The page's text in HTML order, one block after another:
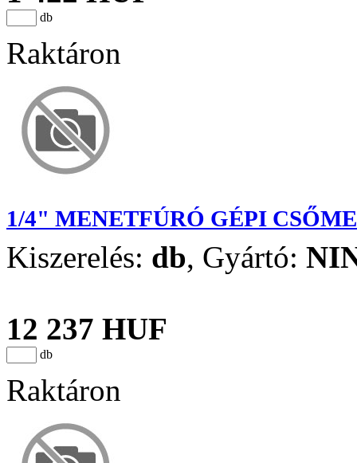
db
Raktáron
1/4" MENETFÚRÓ GÉPI
Kiszerelés: db, Gyártó:
12 237 HUF
db
Raktáron